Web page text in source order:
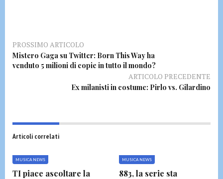
PROSSIMO ARTICOLO
Mistero Gaga su Twitter: Born This Way ha
venduto 5 milioni di copie in tutto il mondo?
ARTICOLO PRECEDENTE
Ex milanisti in costume: Pirlo vs. Gilardino
Articoli correlati
MUSICA NEWS
TI piace ascoltare la
MUSICA NEWS
883, la serie sta